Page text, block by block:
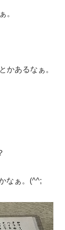
。
かあるなぁ。
なぁ。(^^;